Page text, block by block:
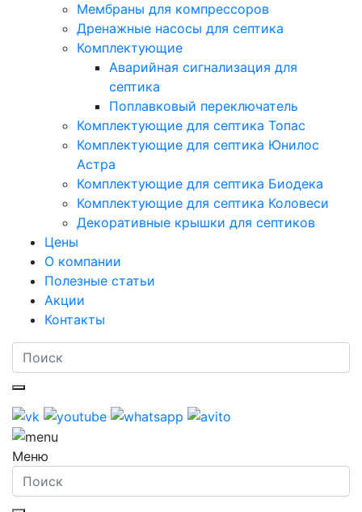
Мембраны для компрессоров
Дренажные насосы для септика
Комплектующие
Аварийная сигнализация для
септика
Поплавковый переключатель
Комплектующие для септика Топас
Комплектующие для септика Юнилос
Астра
Комплектующие для септика Биодека
Комплектующие для септика Коловеси
Декоративные крышки для септиков
Цены
О компании
Полезные статьи
Акции
Контакты
Меню